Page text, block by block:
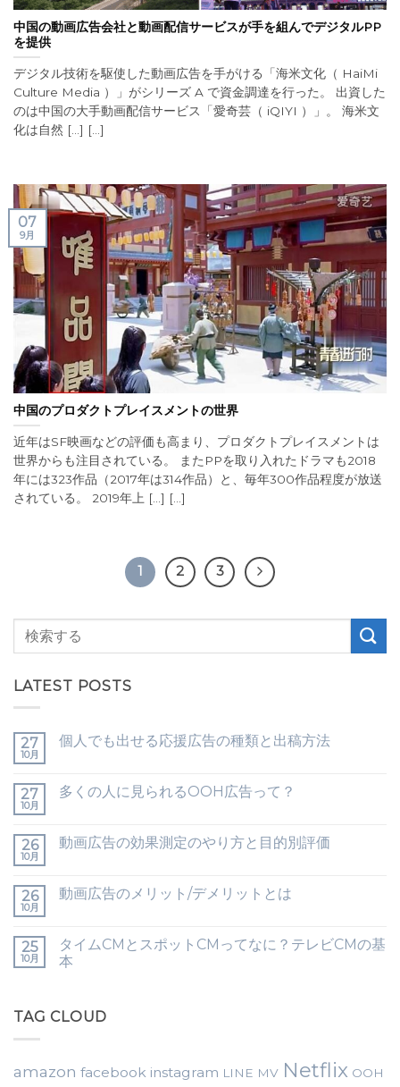
中国の動画広告会社と動画配信サービスが手を組んでデジタルPP
を提供
デジタル技術を駆使した動画広告を手がける「海米文化（ HaiMi
Culture Media ）」がシリーズ A で資金調達を行った。 出資した
のは中国の大手動画配信サービス「愛奇芸（ iQIYI ）」。 海米文
化は自然 [...] [...]
中国のプロダクトプレイスメントの世界
近年はSF映画などの評価も高まり、プロダクトプレイスメントは
世界からも注目されている。 またPPを取り入れたドラマも2018
年には323作品（2017年は314作品）と、毎年300作品程度が放送
されている。 2019年上 [...] [...]
07
9月
1 2 3
LATEST POSTS
27
10月
個人でも出せる応援広告の種類と出稿方法
27
10月
多くの人に見られるOOH広告って？
26
10月
動画広告の効果測定のやり方と目的別評価
26
10月
動画広告のメリット/デメリットとは
25
10月
タイムCMとスポットCMってなに？テレビCMの基
本
TAG CLOUD
amazon facebook instagram LINE MV Netflix OOH